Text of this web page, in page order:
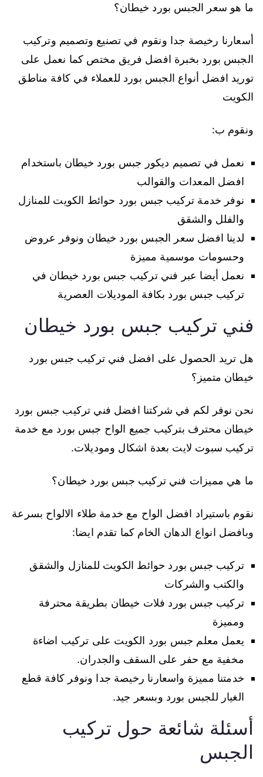
ما هو سعر الجبس بورد خيطان؟
أسعارنا رخيصة جدا ونقوم في تصنيع وتصميم وتركيب
الجبس بورد بخبرة افضل فريق مختص كما نعمل على
توريد افضل أنواع الجبس بورد للعملاء في كافة مناطق
الكويت
ونقوم ب:
نعمل في تصميم ديكور جبس بورد خيطان باستخدام
افضل المعدات والقوالب
نوفر خدمة تركيب جبس بورد حوائط الكويت للمنازل
والفلل والشقق
لدينا افضل سعر الجبس بورد خيطان ونوفر عروض
وحسومات موسمية مميزة
نعمل أيضا عبر فني تركيب جبس بورد خيطان في
تركيب جبس بورد بكافة الموديلات العصرية
فني تركيب جبس بورد خيطان
هل تريد الحصول على افضل فني تركيب جبس بورد
خيطان متميز؟
نحن نوفر لكم في شركتنا افضل فني تركيب جبس بورد
خيطان محترف بتركيب جميع الواح جبس بورد مع خدمة
تركيب سبوت لايت بعدة اشكال وموديلات.
ما هي مميزات فني تركيب جبس بورد خيطان؟
نقوم باستيراد افضل الواح مع خدمة طلاء الالواح بسرعة
وبافضل انواع الدهان الخام كما تقدم ايضا:
تركيب جبس بورد حوائط الكويت للمنازل والشقق
والكتب والشركات
تركيب جبس بورد فلات خيطان بطريقة محترفة
ومميزة
يعمل معلم جبس بورد الكويت على تركيب اضاءة
مخفية مع حفر على السقف والجدران.
خدمتنا مميزة واسعارنا رخيصة جدا ونوفر كافة قطع
الغيار للجبس بورد وبسعر جيد.
أسئلة شائعة حول تركيب
الجبس